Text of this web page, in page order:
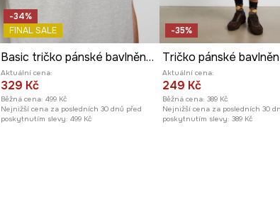
-34%
FINAL SALE
Basic tričko pánské bavlněné s elastanem
Aktuální cena:
329 Kč
Běžná cena: 499 Kč
Nejnižší cena za posledních 30 dnů před
poskytnutím slevy: 499 Kč
-35%
Aktuální cena:
249 Kč
Běžná cena: 389 Kč
Nejnižší cena za posledních 30
poskytnutím slevy: 389 Kč